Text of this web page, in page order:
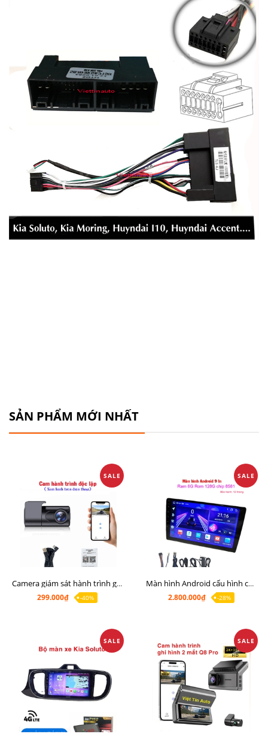
SẢN PHẨM MỚI NHẤT
SALE
Camera giám sát hành trình giá rẻ, cam hành trình cho màn Android, cam hành trình kết nối điện thoại
299.000₫
-40%
SALE
Màn hình Android cấu hình cao Ram 6G Rom 128G chip 8 nhân 8581
2.800.000₫
-28%
SALE SALE